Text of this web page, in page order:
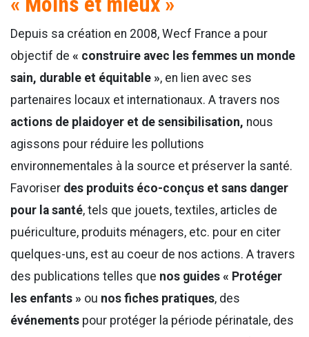
Depuis sa création en 2008, Wecf France a pour
objectif de « construire avec les femmes un monde
sain, durable et équitable », en lien avec ses
partenaires locaux et internationaux. A travers nos
actions de plaidoyer et de sensibilisation, nous
agissons pour réduire les pollutions
environnementales à la source et préserver la santé.
Favoriser des produits éco-conçus et sans danger
pour la santé, tels que jouets, textiles, articles de
puériculture, produits ménagers, etc. pour en citer
quelques-uns, est au coeur de nos actions. A travers
des publications telles que nos guides « Protéger
les enfants » ou nos fiches pratiques, des
événements pour protéger la période périnatale, des